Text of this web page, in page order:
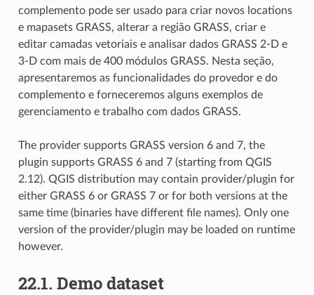
complemento pode ser usado para criar novos locations
e mapasets GRASS, alterar a região GRASS, criar e
editar camadas vetoriais e analisar dados GRASS 2-D e
3-D com mais de 400 módulos GRASS. Nesta seção,
apresentaremos as funcionalidades do provedor e do
complemento e forneceremos alguns exemplos de
gerenciamento e trabalho com dados GRASS.
The provider supports GRASS version 6 and 7, the
plugin supports GRASS 6 and 7 (starting from QGIS
2.12). QGIS distribution may contain provider/plugin for
either GRASS 6 or GRASS 7 or for both versions at the
same time (binaries have different file names). Only one
version of the provider/plugin may be loaded on runtime
however.
22.1. Demo dataset